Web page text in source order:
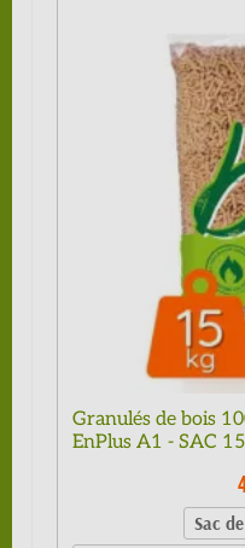
Granulés de bois
EnPlus A1 - SAC
Sac